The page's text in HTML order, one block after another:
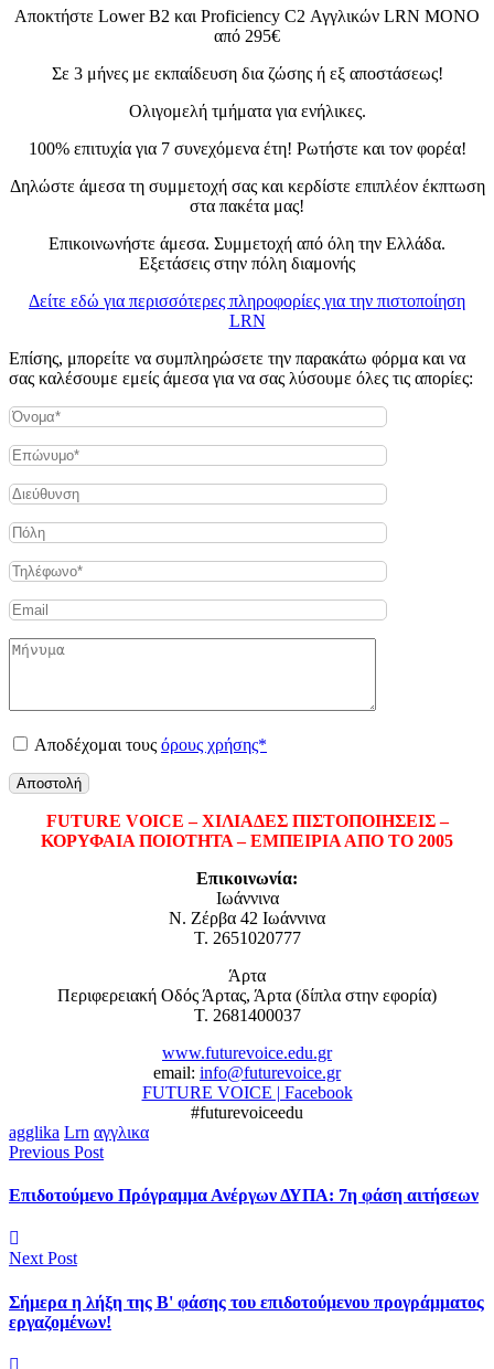
Αποκτήστε Lower B2 και Proficiency C2 Αγγλικών LRN ΜΟΝΟ
από 295€
Σε 3 μήνες με εκπαίδευση δια ζώσης ή εξ αποστάσεως!
Ολιγομελή τμήματα για ενήλικες.
100% επιτυχία για 7 συνεχόμενα έτη! Ρωτήστε και τον φορέα!
Δηλώστε άμεσα τη συμμετοχή σας και κερδίστε επιπλέον έκπτωση
στα πακέτα μας!
Επικοινωνήστε άμεσα. Συμμετοχή από όλη την Ελλάδα.
Εξετάσεις στην πόλη διαμονής
Δείτε εδώ για περισσότερες πληροφορίες για την πιστοποίηση
LRN
Επίσης, μπορείτε να συμπληρώσετε την παρακάτω φόρμα και να
σας καλέσουμε εμείς άμεσα για να σας λύσουμε όλες τις απορίες:
Αποδέχομαι τους όρους χρήσης*
FUTURE VOICE – ΧΙΛΙΑΔΕΣ ΠΙΣΤΟΠΟΙΗΣΕΙΣ –
ΚΟΡΥΦΑΙΑ ΠΟΙΟΤΗΤΑ – ΕΜΠΕΙΡΙΑ ΑΠΟ ΤΟ 2005
Επικοινωνία:
Ιωάννινα
Ν. Ζέρβα 42 Ιωάννινα
Τ. 2651020777
Άρτα
Περιφερειακή Οδός Άρτας, Άρτα (δίπλα στην εφορία)
Τ. 2681400037
www.futurevoice.edu.gr
email: info@futurevoice.gr
FUTURE VOICE | Facebook
#futurevoiceedu
agglika Lrn αγγλικα
Previous Post
Επιδοτούμενο Πρόγραμμα Ανέργων ΔΥΠΑ: 7η φάση αιτήσεων
Next Post
Σήμερα η λήξη της Β' φάσης του επιδοτούμενου προγράμματος
εργαζομένων!